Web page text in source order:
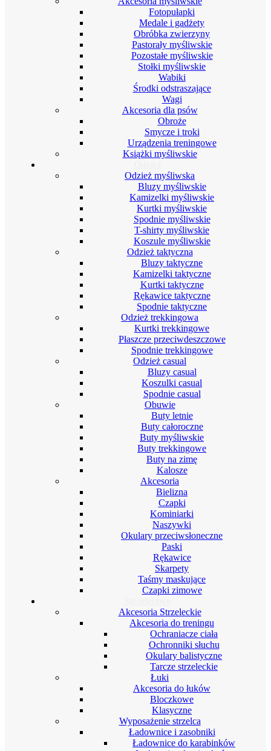
Fotopułapki
Medale i gadżety
Obróbka zwierzyny
Pastorały myśliwskie
Pozostałe myśliwskie
Stołki myśliwskie
Wabiki
Środki odstraszające
Wagi
Akcesoria dla psów
Obroże
Smycze i troki
Urządzenia treningowe
Książki myśliwskie
Odzież myśliwska
Bluzy myśliwskie
Kamizelki myśliwskie
Kurtki myśliwskie
Spodnie myśliwskie
T-shirty myśliwskie
Koszule myśliwskie
Odzież taktyczna
Bluzy taktyczne
Kamizelki taktyczne
Kurtki taktyczne
Rękawice taktyczne
Spodnie taktyczne
Odzież trekkingowa
Kurtki trekkingowe
Płaszcze przeciwdeszczowe
Spodnie trekkingowe
Odzież casual
Bluzy casual
Koszulki casual
Spodnie casual
Obuwie
Buty letnie
Buty całoroczne
Buty myśliwskie
Buty trekkingowe
Buty na zimę
Kalosze
Akcesoria
Bielizna
Czapki
Kominiarki
Naszywki
Okulary przeciwsłoneczne
Paski
Rękawice
Skarpety
Taśmy maskujące
Czapki zimowe
Akcesoria Strzeleckie
Akcesoria do treningu
Ochraniacze ciała
Ochronniki słuchu
Okulary balistyczne
Tarcze strzeleckie
Łuki
Akcesoria do łuków
Bloczkowe
Klasyczne
Wyposażenie strzelca
Ładownice i zasobniki
Ładownice do karabinków